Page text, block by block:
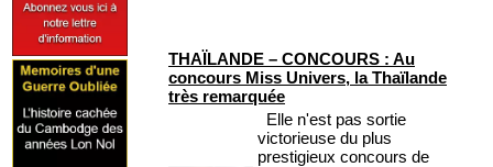
THAÏLANDE – CONCOURS : Au
concours Miss Univers, la Thaïlande
très remarquée
Elle n'est pas sortie
victorieuse du plus
prestigieux concours de